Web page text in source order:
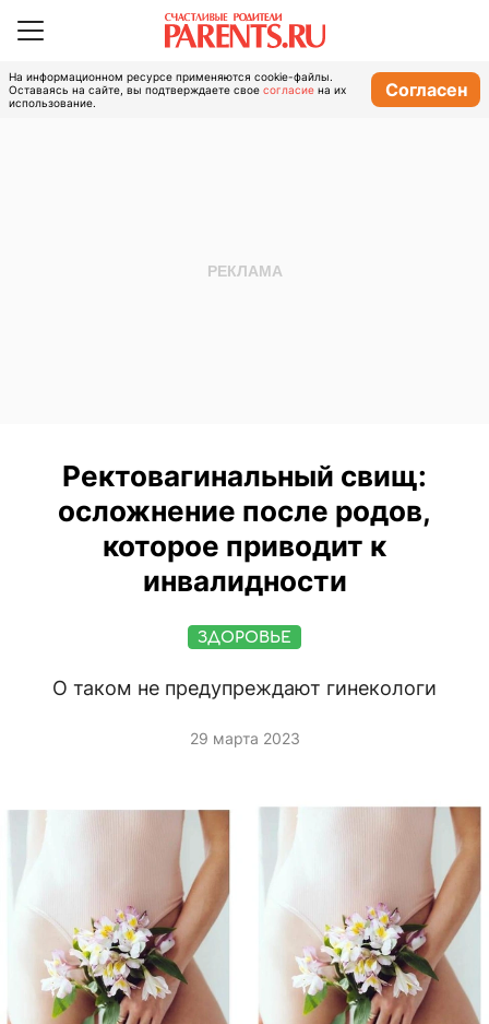
На информационном ресурсе применяются cookie-файлы.
Оставаясь на сайте, вы подтверждаете свое согласие на их
использование.
Согласен
Ректовагинальный свищ:
осложнение после родов,
которое приводит к
инвалидности
ЗДОРОВЬЕ
О таком не предупреждают гинекологи
29 марта 2023